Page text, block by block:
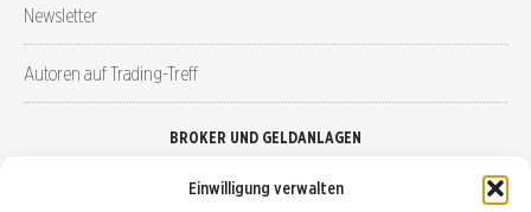
Einwilligung verwalten
Newsletter
Autoren auf Trading-Treff
BROKER UND GELDANLAGEN